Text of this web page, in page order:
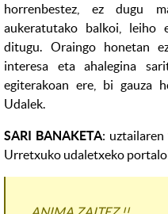
horrenbestez, ez dugu
aukeratutako balkoi, leiho
ditugu. Oraingo honetan
interesa eta ahalegina
egiterakoan ere, bi gauza
Udalek.
SARI BANAKETA: uztailaren
Urretxuko udaletxeko